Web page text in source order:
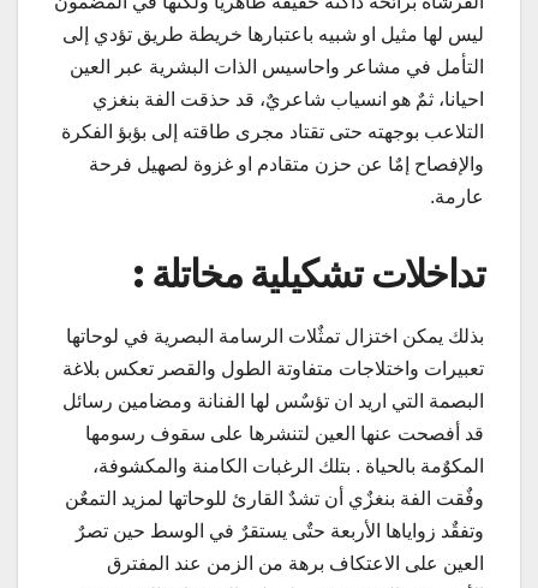
ليس لها مثيل او شبيه باعتبارها خريطة طريق تؤدي إلى
التأمل في مشاعر واحاسيس الذات البشرية عبر العين
احيانا، ثمٌ هو انسياب شاعريٌ، قد حذقت الفة بنغزي
التلاعب بوجهته حتى تقتاد مجرى طاقته إلى بؤبؤ الفكرة
والإفصاح إمٌا عن حزن متقادم او غزوة لصهيل فرحة
عارمة.
تداخلات تشكيلية مخاتلة :
بذلك يمكن اختزال تمثٌلات الرسامة البصرية في لوحاتها
تعبيرات واختلاجات متفاوتة الطول والقصر تعكس بلاغة
البصمة التي اريد ان تؤسٌس لها الفنانة ومضامين رسائل
قد أفصحت عنها العين لتنشرها على سقوف رسومها
المكوٌمة بالحياة . بتلك الرغبات الكامنة والمكشوفة،
وفٌقت الفة بنغزٌي أن تشدٌ القارئ للوحاتها لمزيد التمعٌن
وتفقٌد زواياها الأربعة حتٌى يستقرٌ في الوسط حين تصرٌ
العين على الاعتكاف برهة من الزمن عند المفترق